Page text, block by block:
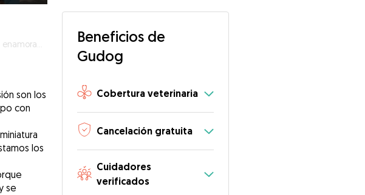
de los perros
son los
con
los
se
Beneficios de
Gudog
Cobertura veterinaria
Cancelación gratuita
Cuidadores
verificados